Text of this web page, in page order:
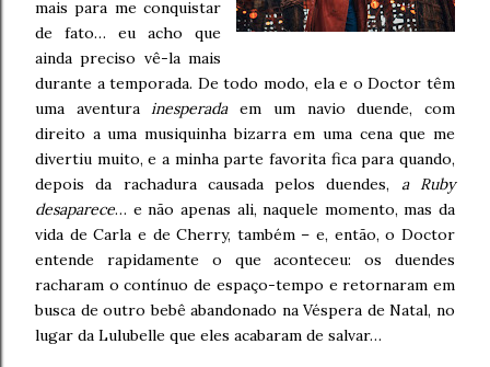
mais para me conquistar
de fato… eu acho que
ainda preciso vê-la mais
durante a temporada. De todo modo, ela e o Doctor têm
uma aventurainesperadaem um navio duende, com
direito a uma musiquinha bizarra em uma cena que me
divertiu muito, e a minha parte favorita fica para quando,
depois da rachadura causada pelos duendes, a Ruby
desaparece… e não apenas ali, naquele momento, mas da
vida de Carla e de Cherry, também – e, então, o Doctor
entende rapidamente o que aconteceu: os duendes
racharam o contínuo de espaço-tempo e retornaram em
busca de outro bebê abandonado na Véspera de Natal, no
lugar da Lulubelle que eles acabaram de salvar…